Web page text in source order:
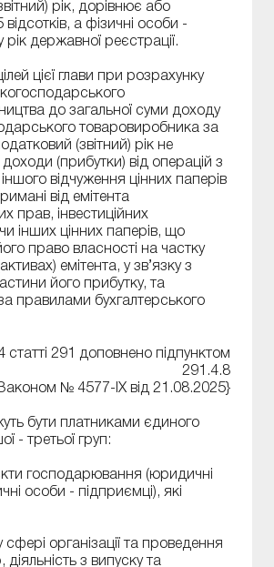
рік, дорівнює або
а фізичні особи -
рік державної реєстрації.
цієї глави при розрахунку
до загальної суми доходу
товаровиробника за
(звітний) рік не
(прибутки) від операцій з
відчуження цінних паперів
від емітента
прав, інвестиційних
інших цінних паперів, що
право власності на частку
емітента, у зв’язку з
його прибутку, та
правилами бухгалтерського
статті 291 доповнено підпунктом
291.4.8
Законом № 4577-IX від 21.08.2025}
бути платниками єдиного
- третьої груп:
господарювання (юридичні
особи - підприємці), які
у сфері організації та проведення
діяльність з випуску та